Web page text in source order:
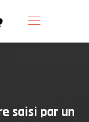
saisi par un